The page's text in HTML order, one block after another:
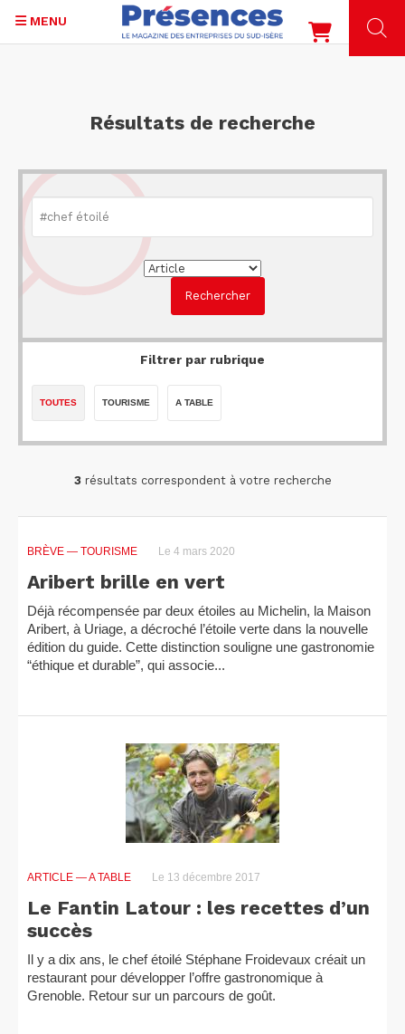
MENU
Résultats de recherche
Filtrer par rubrique
TOUTES TOURISME A TABLE
3résultats correspondent à votre recherche
BRÈVE — TOURISME Le 4 mars 2020
Aribert brille en vert
Déjà récompensée par deux étoiles au Michelin, la Maison
Aribert, à Uriage, a décroché l’étoile verte dans la nouvelle
édition du guide. Cette distinction souligne une gastronomie
“éthique et durable”, qui associe...
ARTICLE — A TABLE Le 13 décembre 2017
Le Fantin Latour : les recettes d’un
succès
Il y a dix ans, le chef étoilé Stéphane Froidevaux créait un
restaurant pour développer l’offre gastronomique à
Grenoble. Retour sur un parcours de goût.